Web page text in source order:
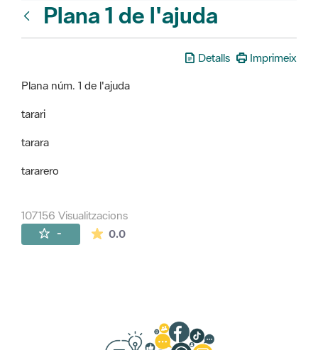
Plana 1 de l'ajuda
Detalls
Imprimeix
Plana núm. 1 de l'ajuda
tarari
tarara
tararero
107156 Visualitzacions
- 0.0La mitjana de les valoracions és de 0